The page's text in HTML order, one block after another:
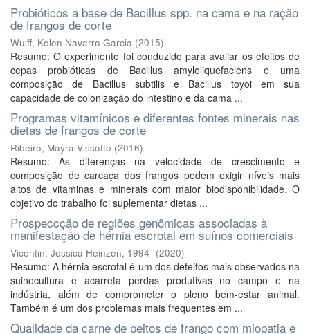
Probióticos a base de Bacillus spp. na cama e na ração
de frangos de corte
Wulff, Kelen Navarro Garcia (2015)
Resumo: O experimento foi conduzido para avaliar os efeitos de
cepas probióticas de Bacillus amyloliquefaciens e uma
composição de Bacillus subtilis e Bacillus toyoi em sua
capacidade de colonização do intestino e da cama ...
Programas vitamínicos e diferentes fontes minerais nas
dietas de frangos de corte
Ribeiro, Mayra Vissotto (2016)
Resumo: As diferenças na velocidade de crescimento e
composição de carcaça dos frangos podem exigir níveis mais
altos de vitaminas e minerais com maior biodisponibilidade. O
objetivo do trabalho foi suplementar dietas ...
Prospeccção de regiões genômicas associadas à
manifestação de hérnia escrotal em suínos comerciais
Vicentin, Jessica Heinzen, 1994- (2020)
Resumo: A hérnia escrotal é um dos defeitos mais observados na
suinocultura e acarreta perdas produtivas no campo e na
indústria, além de comprometer o pleno bem-estar animal.
Também é um dos problemas mais frequentes em ...
Qualidade da carne de peitos de frango com miopatia e